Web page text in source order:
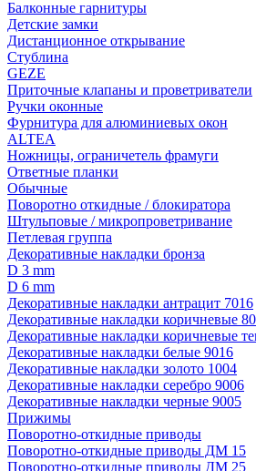
Балконные гарнитуры
Детские замки
Дистанционное открывание
Стублина
GEZE
Приточные клапаны и проветриватели
Ручки оконные
Фурнитура для алюминиевых окон
ALTEA
Ножницы, ограничетель фрамуги
Ответные планки
Обычные
Поворотно откидные / блокиратора
Штульповые / микропроветривание
Петлевая группа
Декоративные накладки бронза
D 3 mm
D 6 mm
Декоративные накладки антрацит 7016
Декоративные накладки коричневые
Декоративные накладки коричневые
Декоративные накладки белые 9016
Декоративные накладки золото 1004
Декоративные накладки серебро 9006
Декоративные накладки черные 9005
Прижимы
Поворотно-откидные приводы
Поворотно-откидные приводы ДМ 15
Поворотно-откидные приводы ДМ 25